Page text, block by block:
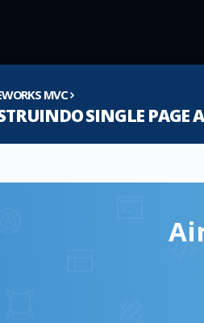
MVC
SINGLE PAGE